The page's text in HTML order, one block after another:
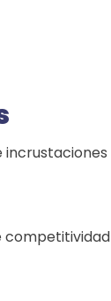
incrustaciones
competitividad